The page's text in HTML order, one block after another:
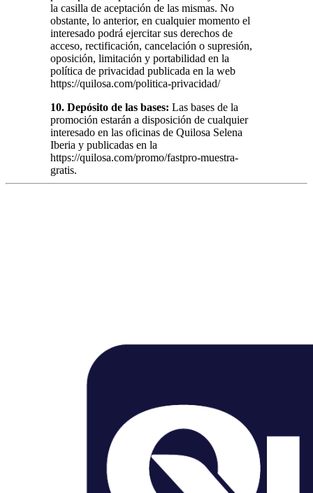
la casilla de aceptación de las mismas. No
obstante, lo anterior, en cualquier momento el
interesado podrá ejercitar sus derechos de
acceso, rectificación, cancelación o supresión,
oposición, limitación y portabilidad en la
política de privacidad publicada en la web
https://quilosa.com/politica-privacidad/
10. Depósito de las bases: Las bases de la
promoción estarán a disposición de cualquier
interesado en las oficinas de Quilosa Selena
Iberia y publicadas en la
https://quilosa.com/promo/fastpro-muestra-
gratis.